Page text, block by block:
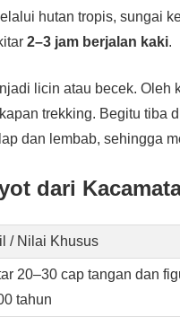
hutan tropis, sungai
2–3 jam berjalan kaki.
licin atau becek. Oleh
trekking. Begitu tiba
dan lembab, sehingga
dari
/ Nilai Khusus
20–30 cap tangan dan
tahun